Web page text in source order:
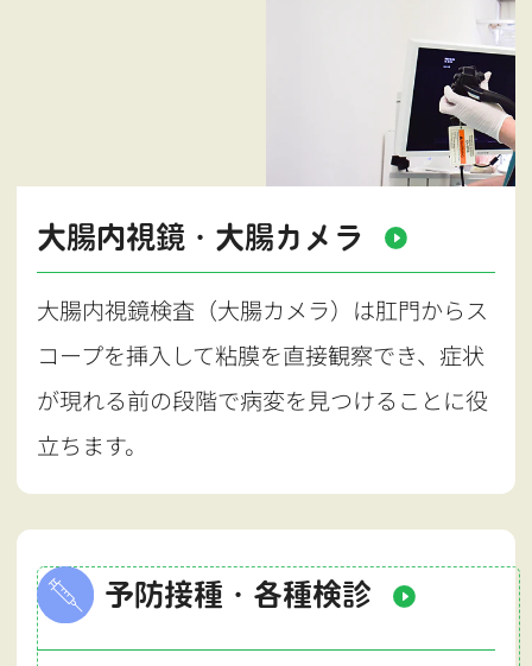
大腸内視鏡・大腸カメラ
大腸内視鏡検査（大腸カメラ）は肛門からス
コープを挿入して粘膜を直接観察でき、症状
が現れる前の段階で病変を見つけることに役
立ちます。
予防接種・各種検診